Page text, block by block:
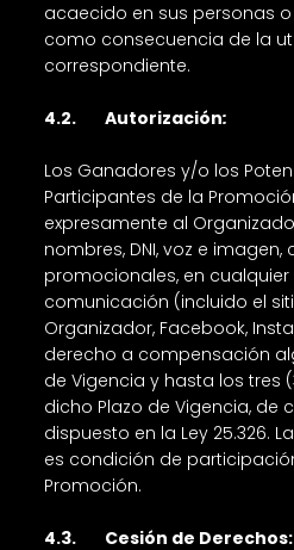
acaecido en sus personas
como consecuencia de la
correspondiente.
4.2. Autorización:
Los Ganadores y/o los
Participantes de la
expresamente al
nombres, DNI, voz e imagen,
promocionales, en
comunicación (incluido el
Organizador, Facebook,
derecho a compensación
de Vigencia y hasta los tres
dicho Plazo de Vigencia, de
dispuesto en la Ley 25.326.
es condición de
Promoción.
4.3. Cesión de Derechos: